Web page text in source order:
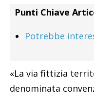
Punti Chiave
Potrebbe
«La via fittizia
denominata